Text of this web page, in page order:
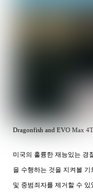
Dragonfish and EVO Max
미국의 훌륭한 재능있는 경
을 수행하는 것을 지켜볼
및 중범죄자를 제거할 수